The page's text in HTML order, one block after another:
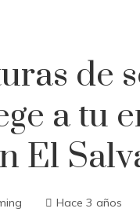
de
a tu
El
Hace 3 años